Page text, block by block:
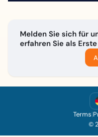
Melden Sie sich für
erfahren Sie als
Terms|
©